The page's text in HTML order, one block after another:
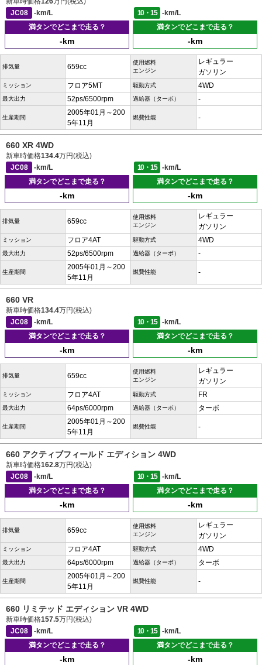
JC08
-km/L 10・15
-km/L
満タンでどこまで走る？
-km
満タンでどこまで走る？
-km
排気量 659cc
使用燃料
エンジン
レギュラー
ガソリン
ミッション フロア5MT 駆動方式 4WD
最大出力 52ps/6500rpm 過給器（ターボ） -
生産期間
2005年01月～200
5年11月
燃費性能 -
660 XR 4WD
新車時価格134.4万円(税込)
JC08
-km/L 10・15
-km/L
満タンでどこまで走る？
-km
満タンでどこまで走る？
-km
排気量 659cc
使用燃料
エンジン
レギュラー
ガソリン
ミッション フロア4AT 駆動方式 4WD
最大出力 52ps/6500rpm 過給器（ターボ） -
生産期間
2005年01月～200
5年11月
燃費性能 -
660 VR
新車時価格134.4万円(税込)
JC08
-km/L 10・15
-km/L
満タンでどこまで走る？
-km
満タンでどこまで走る？
-km
排気量 659cc
使用燃料
エンジン
レギュラー
ガソリン
ミッション フロア4AT 駆動方式 FR
最大出力 64ps/6000rpm 過給器（ターボ） ターボ
生産期間
2005年01月～200
5年11月
燃費性能 -
660 アクティブフィールド エディション 4WD
新車時価格162.8万円(税込)
JC08
-km/L 10・15
-km/L
満タンでどこまで走る？
-km
満タンでどこまで走る？
-km
排気量 659cc
使用燃料
エンジン
レギュラー
ガソリン
ミッション フロア4AT 駆動方式 4WD
最大出力 64ps/6000rpm 過給器（ターボ） ターボ
生産期間
2005年01月～200
5年11月
燃費性能 -
660 リミテッド エディション VR 4WD
新車時価格157.5万円(税込)
JC08
-km/L 10・15
-km/L
満タンでどこまで走る？
-km
満タンでどこまで走る？
-km